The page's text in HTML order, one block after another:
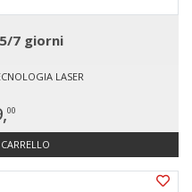
5/7 giorni
LASER
00